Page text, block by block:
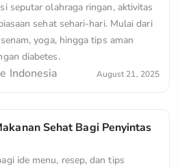
seputar olahraga ringan, aktivitas
sehat sehari-hari. Mulai dari
yoga, hingga tips aman
diabetes.
Indonesia August 21, 2025
Sehat Bagi Penyintas
ide menu, resep, dan tips